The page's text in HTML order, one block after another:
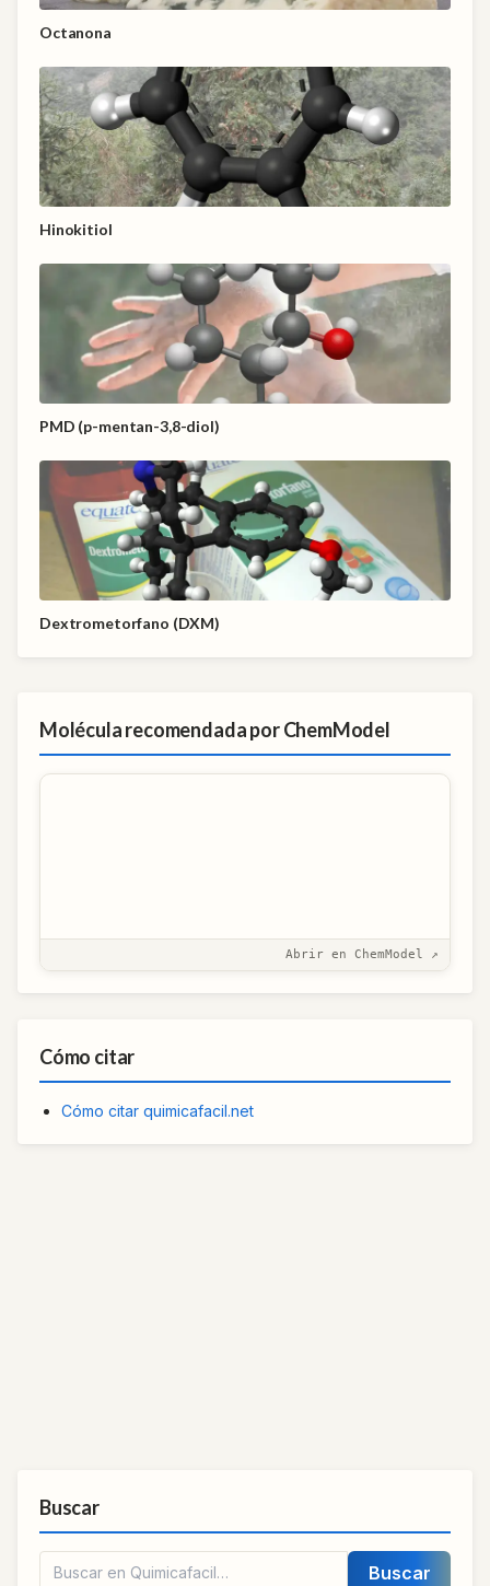
Octanona
Hinokitiol
PMD (p-mentan-3,8-diol)
Dextrometorfano (DXM)
Molécula recomendada por ChemModel
Abrir en ChemModel ↗
Cómo citar
Cómo citar quimicafacil.net
Buscar
Buscar